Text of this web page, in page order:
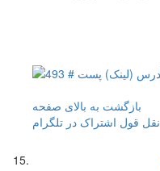
بازگشت به بالای صفحه
نقل قول اشتراک در تلگرام